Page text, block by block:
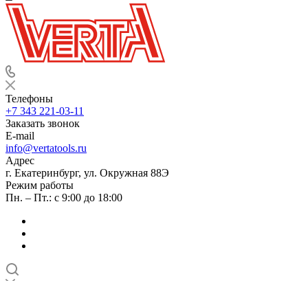
Телефоны
+7 343 221-03-11
Заказать звонок
E-mail
info@vertatools.ru
Адрес
г. Екатеринбург, ул. Окружная 88Э
Режим работы
Пн. – Пт.: с 9:00 до 18:00